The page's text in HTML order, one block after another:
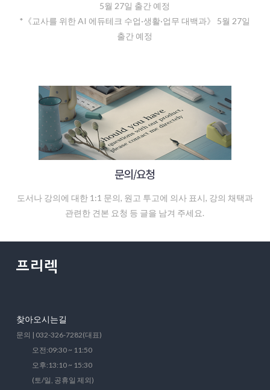
5월 27일 출간 예정
*《교사를 위한 AI 에듀테크 수업·생활·업무 대백과》 5월 27일
출간 예정
도서나 강의에 대한 1:1 문의, 원고 투고에 의사 표시, 강의 채택과
관련한 견본 요청 등 글을 남겨 주세요.
찾아오시는길
문의 | 032-326-7282(대표)
오전:09:30 ~ 11:50
오후:13:10 ~ 15:30
(토/일, 공휴일 제외)